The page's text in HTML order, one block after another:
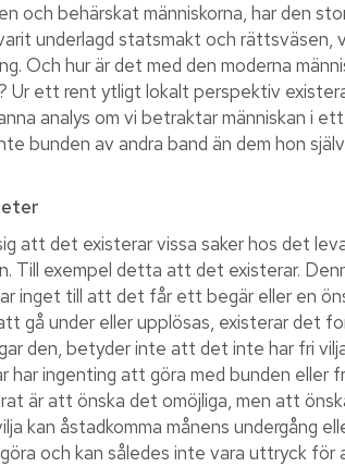
och behärskat människorna, har den
underlagd statsmakt och rättsväsen,
Och hur är det med den moderna
Ur ett rent ytligt lokalt perspektiv
analys om vi betraktar människan i
bunden av andra band än dem hon
att det existerar vissa saker hos det
Till exempel detta att det existerar.
inget till att det får ett begär eller en
gå under eller upplösas, existerar det
den, betyder inte att det inte har fri
ingenting att göra med bunden eller
är att önska det omöjliga, men att
kan åstadkomma månens undergång
och kan således inte vara uttryck för